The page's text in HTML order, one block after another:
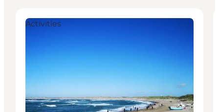
Activities